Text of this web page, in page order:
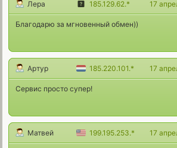
Лера 185.129.62.* 17
Благодарю за мгновенный обмен))
Артур 185.220.101.* 17
Сервис просто супер!
Матвей 199.195.253.* 17